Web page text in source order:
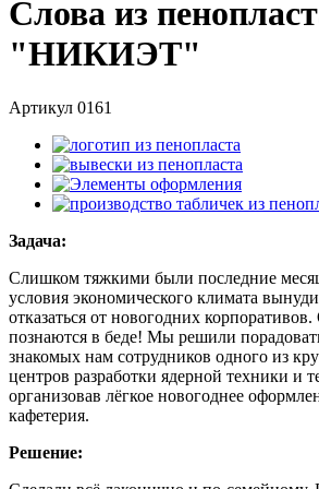
Слова из
"НИКИЭТ"
Артикул 0161
Задача:
Слишком тяжкими были последние
условия экономического климата
отказаться от новогодних
познаются в беде! Мы решили
знакомых нам сотрудников одного из
центров разработки ядерной техники
организовав лёгкое новогоднее
кафетерия.
Решение: